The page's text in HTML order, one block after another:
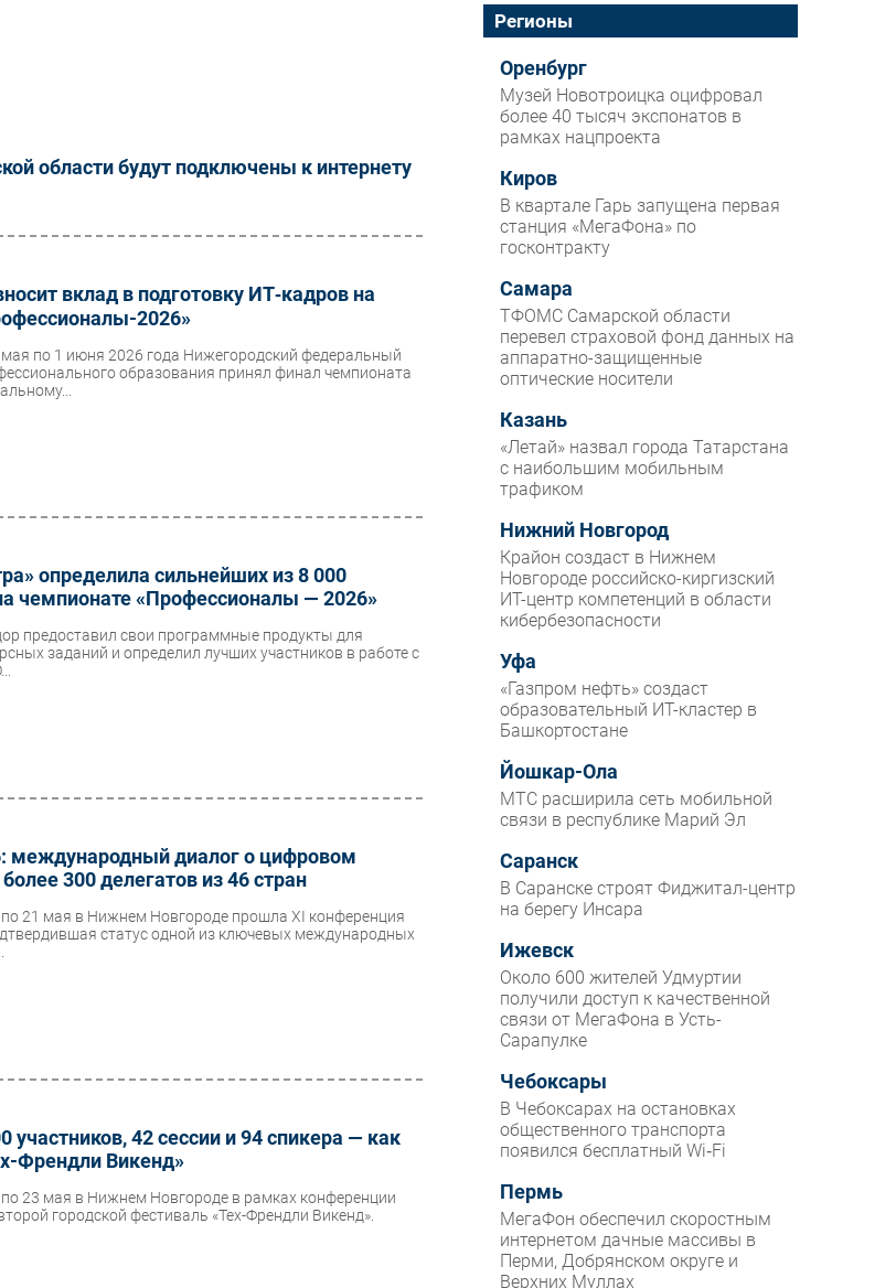
Инновации
Здоровье
РАЗДЕЛЫ
Новости
Аналитика
Интервью
Мероприятия
Проекты
IT класс
Тестовый стенд
Каталог компаний
области будут подключены к интернету
вклад в подготовку ИТ‑кадров на
2026»
по 1 июня 2026 года Нижегородский федеральный
образования принял финал чемпионата
определила сильнейших из 8 000
чемпионате «Профессионалы — 2026»
предоставил свои программные продукты для
заданий и определил лучших участников в работе с
международный диалог о цифровом
300 делегатов из 46 стран
21 мая в Нижнем Новгороде прошла XI конференция
статус одной из ключевых международных
участников, 42 сессии и 94 спикера — как
Френдли Викенд»
23 мая в Нижнем Новгороде в рамках конференции
городской фестиваль «Тех-Френдли Викенд».
Регионы
Оренбург
Музей Новотроицка оцифровал
более 40 тысяч экспонатов в
рамках нацпроекта
Киров
В квартале Гарь запущена первая
станция «МегаФона» по
госконтракту
Самара
ТФОМС Самарской области
перевел страховой фонд данных на
аппаратно-защищенные
оптические носители
Казань
«Летай» назвал города Татарстана
с наибольшим мобильным
трафиком
Нижний Новгород
Крайон создаст в Нижнем
Новгороде российско-киргизский
ИТ-центр компетенций в области
кибербезопасности
Уфа
«Газпром нефть» создаст
образовательный ИТ-кластер в
Башкортостане
Йошкар-Ола
МТС расширила сеть мобильной
связи в республике Марий Эл
Саранск
В Саранске строят Фиджитал-центр
на берегу Инсара
Ижевск
Около 600 жителей Удмуртии
получили доступ к качественной
связи от МегаФона в Усть-
Сарапулке
Чебоксары
В Чебоксарах на остановках
общественного транспорта
появился бесплатный Wi‑Fi
Пермь
МегаФон обеспечил скоростным
интернетом дачные массивы в
Перми, Добрянском округе и
Верхних Муллах